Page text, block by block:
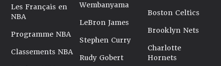
Les Français en
NBA
Programme NBA
Classements NBA
Wembanyama
LeBron James
Stephen Curry
Rudy Gobert
Boston Celtics
Brooklyn Nets
Charlotte
Hornets